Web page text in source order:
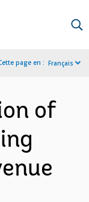
page en : Français
of